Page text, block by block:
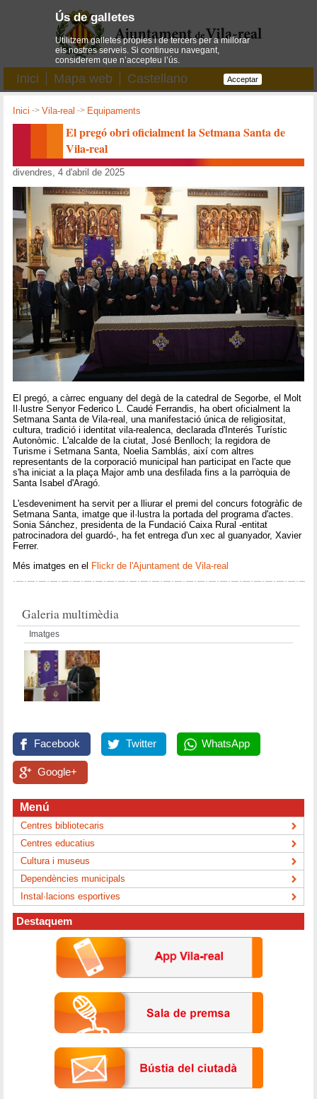
Inici Mapa web Castellano
Inici ->Vila-real -> Equipaments
El pregó obri oficialment la Setmana Santa de
Vila-real
divendres, 4 d'abril de 2025
El pregó, a càrrec enguany del degà de la catedral de Segorbe, el Molt
Il·lustre Senyor Federico L. Caudé Ferrandis, ha obert oficialment la
Setmana Santa de Vila-real, una manifestació única de religiositat,
cultura, tradició i identitat vila-realenca, declarada d'Interés Turístic
Autonòmic. L'alcalde de la ciutat, José Benlloch; la regidora de
Turisme i Setmana Santa, Noelia Samblás, així com altres
representants de la corporació municipal han participat en l'acte que
s'ha iniciat a la plaça Major amb una desfilada fins a la parròquia de
Santa Isabel d'Aragó.
L'esdeveniment ha servit per a lliurar el premi del concurs fotogràfic de
Setmana Santa, imatge que il·lustra la portada del programa d'actes.
Sonia Sánchez, presidenta de la Fundació Caixa Rural -entitat
patrocinadora del guardó-, ha fet entrega d'un xec al guanyador, Xavier
Ferrer.
Més imatges en el Flickr de l'Ajuntament de Vila-real
Galeria multimèdia
Imatges
Facebook Twitter WhatsApp
Google+
Menú
Centres bibliotecaris
Centres educatius
Cultura i museus
Dependències municipals
Instal·lacions esportives
Destaquem
Ús de galletes
Utilitzem galletes pròpies i de tercers per a millorar
els nostres serveis. Si continueu navegant,
considerem que n’accepteu l’ús.
Acceptar